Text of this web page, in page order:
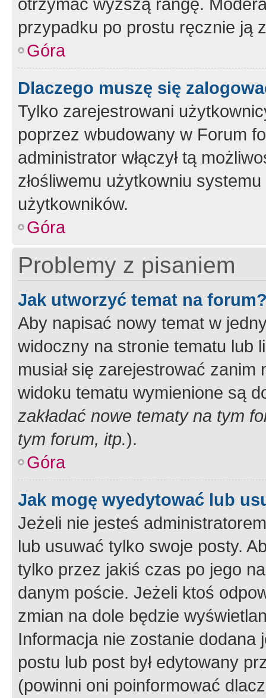
przypadku po prostu ręcznie ją
Góra
Dlaczego muszę się
Tylko zarejestrowani
poprzez wbudowany w Forum
administrator włączył tą
złośliwemu użytkowniu
użytkowników.
Góra
Problemy z pisaniem
Jak utworzyć temat na
Aby napisać nowy temat w
widoczny na stronie tematu lub
musiał się zarejestrować
widoku tematu wymienione są
zakładać nowe tematy na tym
tym forum, itp.).
Góra
Jak mogę wyedytować lub
Jeżeli nie jesteś
lub usuwać tylko swoje posty.
tylko przez jakiś czas po jego
danym poście. Jeżeli ktoś
zmian na dole będzie
Informacja nie zostanie dodana
postu lub post był edytowany
(powinni oni poinformować